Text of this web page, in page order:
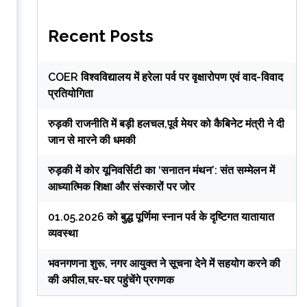
Recent Posts
COER विश्वविद्यालय में हरेला पर्व पर वृक्षारोपण एवं वाद-विवाद
प्रतियोगिता
रुड़की राजनीति में बड़ी हलचल,पूर्व मेयर को कैबिनेट मंत्री ने दी
जान से मारने की धमकी
रुड़की में कोर यूनिवर्सिटी का ‘सनातन मंथन’: संत सम्मेलन में
आध्यात्मिक शिक्षा और संस्कारों पर जोर
01.05.2026 को बुद्ध पूर्णिमा स्नान पर्व के दृष्टिगत यातायात
व्यवस्था
भवनगणना शुरू, नगर आयुक्त ने सूचना देने में सहयोग करने की
की अपील,घर-घर पहुंचेंगे प्रगणक